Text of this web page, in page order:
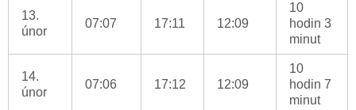
13.
únor
07:07 17:11 12:09
10
hodin 3
minut
14.
únor
07:06 17:12 12:09
10
hodin 7
minut